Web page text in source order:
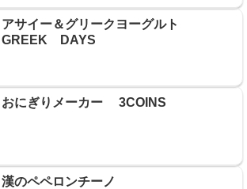
アサイー＆グリークヨーグルト
GREEK DAYS
おにぎりメーカー 3COINS
漢のペペロンチーノ